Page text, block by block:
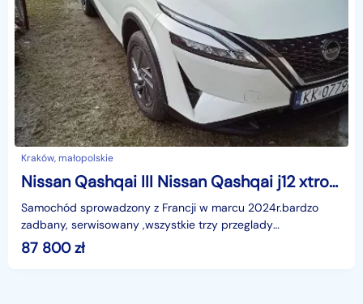
Kraków, małopolskie
Nissan Qashqai III Nissan Qashqai j12 xtronic
Samochód sprowadzony z Francji w marcu 2024r.bardzo
zadbany, serwisowany ,wszystkie trzy przeglady
gwarancyjne wykonane w ASO Nissan Kraków. Ostatni duży
przegl
87 800zł